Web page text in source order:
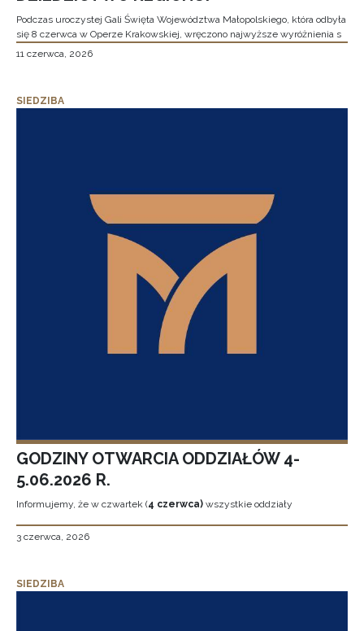
Podczas uroczystej Gali Święta Województwa Małopolskiego, która odbyła
się 8 czerwca w Operze Krakowskiej, wręczono najwyższe wyróżnienia s
11 czerwca, 2026
SIEDZIBA
GODZINY OTWARCIA ODDZIAŁÓW 4-
5.06.2026 R.
Informujemy, że w czwartek (4 czerwca) wszystkie oddziały
3 czerwca, 2026
SIEDZIBA